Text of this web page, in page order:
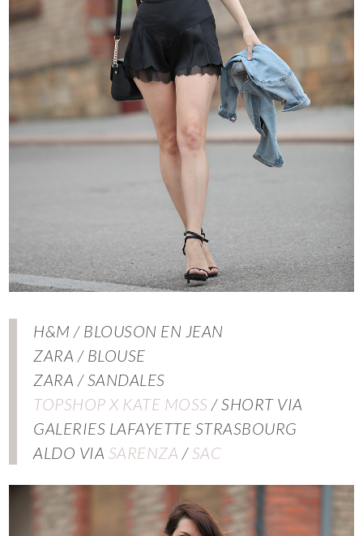
H&M / BLOUSON EN JEAN
ZARA / BLOUSE
ZARA / SANDALES
TOPSHOP X KATE MOSS / SHORT VIA
GALERIES LAFAYETTE STRASBOURG
ALDO VIA SARENZA / SAC